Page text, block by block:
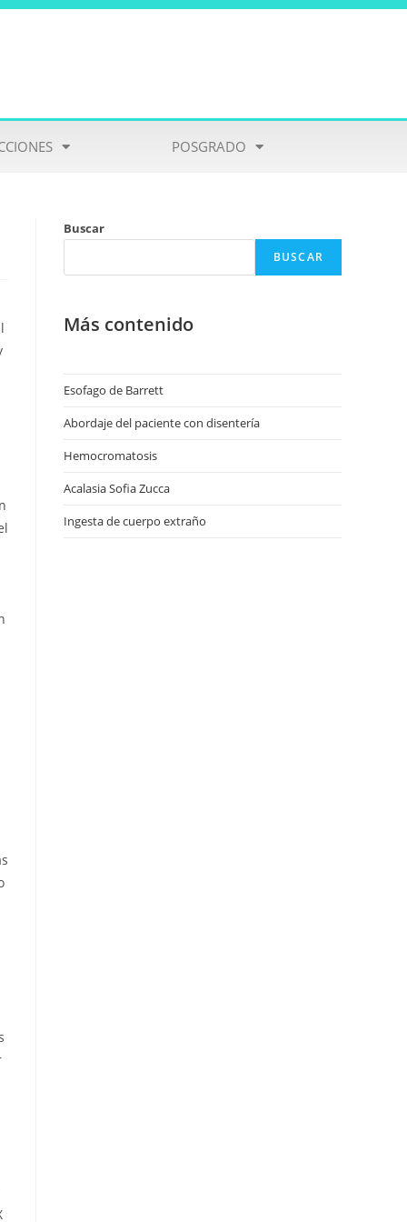
POSGRADO
Buscar
BUSCAR
Más contenido
Esofago de Barrett
Abordaje del paciente con disentería
Hemocromatosis
Acalasia Sofia Zucca
Ingesta de cuerpo extraño